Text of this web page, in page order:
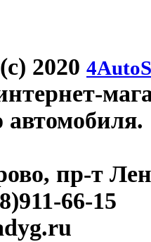
(c) 2020
автомобиля.
пр-т
66-15